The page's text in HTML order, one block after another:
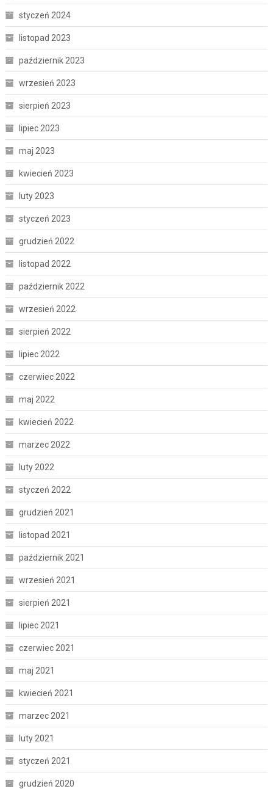
styczeń 2024
listopad 2023
październik 2023
wrzesień 2023
sierpień 2023
lipiec 2023
maj 2023
kwiecień 2023
luty 2023
styczeń 2023
grudzień 2022
listopad 2022
październik 2022
wrzesień 2022
sierpień 2022
lipiec 2022
czerwiec 2022
maj 2022
kwiecień 2022
marzec 2022
luty 2022
styczeń 2022
grudzień 2021
listopad 2021
październik 2021
wrzesień 2021
sierpień 2021
lipiec 2021
czerwiec 2021
maj 2021
kwiecień 2021
marzec 2021
luty 2021
styczeń 2021
grudzień 2020